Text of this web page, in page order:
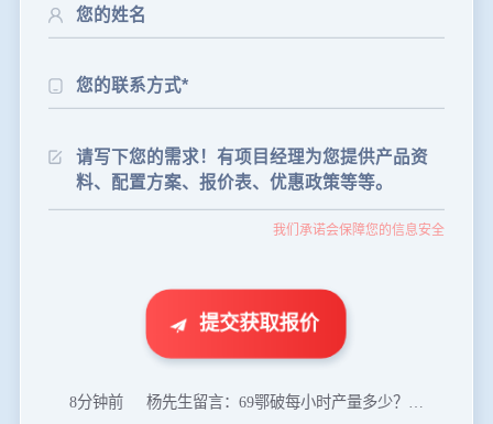
我们承诺会保障您的信息安全
提交获取报价
24分钟前 朱先生留言：制砂机3000吨一套多少钱？
35分钟前 张先生留言：碎石机有几种型号？碎石机械设备一套价格？
武先生留言：年产100万吨机制砂，用什么设备？
王先生留言：建一条石料破碎生产线，规模300吨/小时，提供设备选型和报价。
陈先生留言：每小时100吨建筑垃圾粉碎机？推荐用什么型号？
8分钟前 杨先生留言：69鄂破每小时产量多少？参数和工作视频。